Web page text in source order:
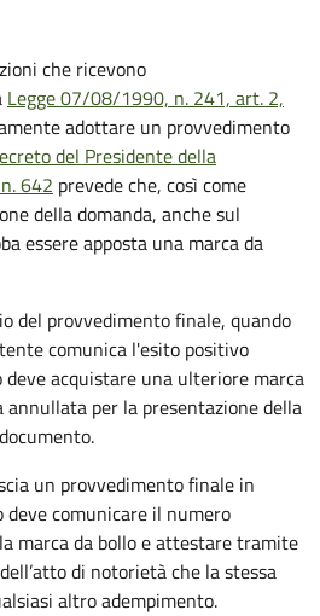
che ricevono
Legge 07/08/1990, n. 241, art. 2,
adottare un provvedimento
del Presidente della
642 prevede che, così come
della domanda, anche sul
essere apposta una marca da
del provvedimento finale, quando
comunica l'esito positivo
acquistare una ulteriore marca
annullata per la presentazione della
un provvedimento finale in
devecomunicare il numero
marca da bollo e attestare tramite
di notorietà che la stessa
altro adempimento.